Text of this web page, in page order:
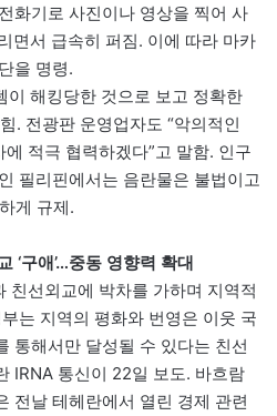
화기로 사진이나 영상을 찍어 사
면서 급속히 퍼짐. 이에 따라 마카
을 명령.
이 해킹당한 것으로 보고 정확한
. 전광판 운영업자도 “악의적인
적극 협력하겠다”고 말함. 인구
필리핀에서는 음란물은 불법이고
게 규제.
‘구애’…중동 영향력 확대
친선외교에 박차를 가하며 지역적
는 지역의 평화와 번영은 이웃 국
통해서만 달성될 수 있다는 친선
IRNA 통신이 22일 보도. 바흐람
전날 테헤란에서 열린 경제 관련